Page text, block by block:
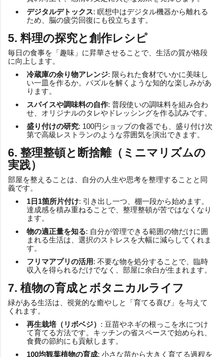
デジタルデトックス: 瞑想中はデジタル機器から離れる
ため、脳の疲労回復にも役立ちます。
5. 料理の探究と創作レシピ
毎日の食事を「趣味」に昇華させることで、生活の質が格段
に向上します。
冷蔵庫の余り物アレンジ: 限られた食材でいかに美味し
い一皿を作るか。パズルを解くような知的な楽しみがあ
ります。
スパイスや調味料の自作: 普段使いの調味料を組み合わ
せ、オリジナルのタレやドレッシングを作る試みです。
盛り付けの研究: 100円ショップの食器でも、盛り付け次
第で高級レストランのような雰囲気を演出できます。
6. 整理整頓と断捨離（ミニマリズムの
実践）
部屋を整えることは、自分の人生や思考を整理することと同
義です。
1日1箇所片付け: 引き出し一つ、棚一段から始めます。
達成感を積み重ねることで、整理整頓が苦ではなくなり
ます。
物の適正量を知る: 自分が管理できる範囲の物だけに囲
まれる生活は、選択のストレスを大幅に減らしてくれま
す。
フリマアプリの活用: 不要な物を処分することで、臨時
収入を得られるだけでなく、部屋に余白が生まれます。
7. 植物の育成とボタニカルライフ
緑がある生活は、視覚的な癒やしと「育てる喜び」を与えて
くれます。
再生栽培（リボベジ） : 豆苗やネギの根っこを水につけ
て育てる方法です。キッチンの省スペースで始められ、
食費の節約にも貢献します。
100均観葉植物の育成: 小さな苗から大きく育てる過程を